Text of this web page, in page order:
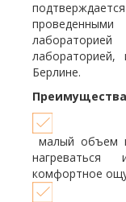
Берлине.
малый объем
комфортное